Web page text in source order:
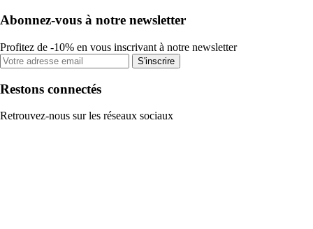
Abonnez-vous à notre newsletter
Profitez de -10% en vous inscrivant à notre newsletter
S'inscrire
Restons connectés
Retrouvez-nous sur les réseaux sociaux